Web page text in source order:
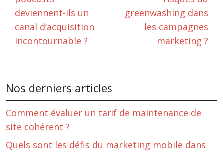
deviennent-ils un
canal d’acquisition
incontournable ?
greenwashing dans
les campagnes
marketing ?
Nos derniers articles
Comment évaluer un tarif de maintenance de
site cohérent ?
Quels sont les défis du marketing mobile dans